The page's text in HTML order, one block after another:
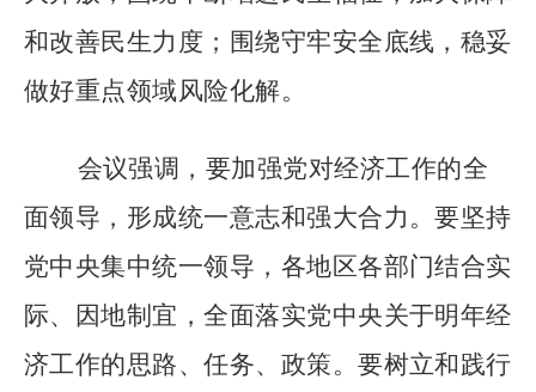
和改善民生力度；围绕守牢安全底线，稳妥
做好重点领域风险化解。
会议强调，要加强党对经济工作的全
面领导，形成统一意志和强大合力。要坚持
党中央集中统一领导，各地区各部门结合实
际、因地制宜，全面落实党中央关于明年经
济工作的思路、任务、政策。要树立和践行